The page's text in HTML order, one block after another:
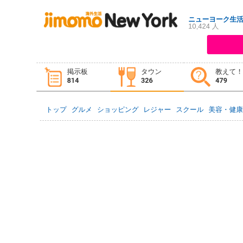
ニューヨーク生
10,424 人
掲示板
814
タウン
326
教えて！
479
タウン情報 教えて！
イベント 求人
トップ グルメ ショッピング レジャー スクール 美容・健康